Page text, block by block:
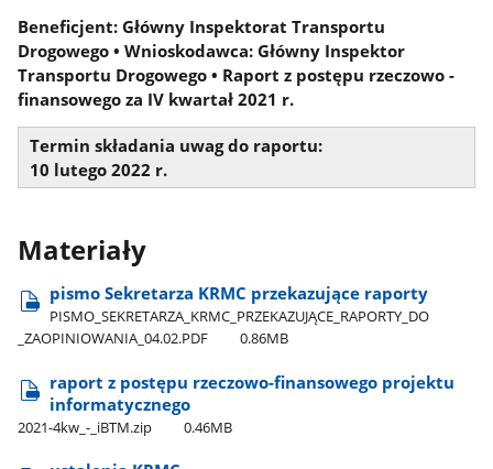
Beneficjent: Główny Inspektorat Transportu
Drogowego • Wnioskodawca: Główny Inspektor
Transportu Drogowego • Raport z postępu rzeczowo -
finansowego za IV kwartał 2021 r.
Termin składania uwag do raportu:
10 lutego 2022 r.
Materiały
pismo Sekretarza KRMC przekazujące raporty
PISMO​_SEKRETARZA​_KRMC​_PRZEKAZUJĄCE​_RAPORTY​_DO​
_ZAOPINIOWANIA​_04.02.PDF
0.86MB
raport z postępu rzeczowo-finansowego projektu
informatycznego
2021-4kw​_-​_iBTM.zip 0.46MB